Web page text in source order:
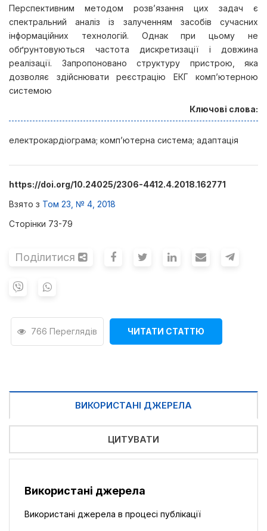
Перспективним методом розв’язання цих задач є
спектральний аналіз із залученням засобів сучасних
інформаційних технологій. Однак при цьому не
обґрунтовуються частота дискретизації і довжина
реалізації. Запропоновано структуру пристрою, яка
дозволяє здійснювати реєстрацію ЕКГ комп’ютерною
системою
Ключові слова:
електрокардіограма; комп’ютерна система; адаптація
https://doi.org/10.24025/2306-4412.4.2018.162771
Взято з Том 23, № 4, 2018
Сторінки 73-79
Поділитися
766 Переглядів ЧИТАТИ СТАТТЮ
ВИКОРИСТАНІ ДЖЕРЕЛА
ЦИТУВАТИ
Використані джерела
Використані джерела в процесі публікації